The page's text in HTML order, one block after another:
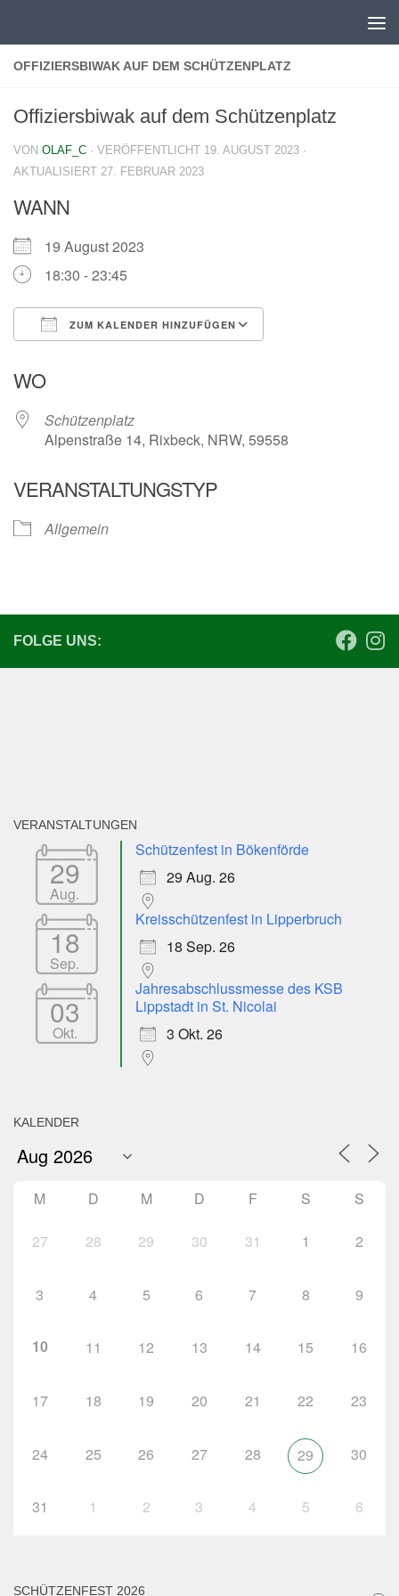
OFFIZIERSBIWAK AUF DEM SCHÜTZENPLATZ
Offiziersbiwak auf dem Schützenplatz
VON OLAF_C · VERÖFFENTLICHT 19. AUGUST 2023 ·
AKTUALISIERT 27. FEBRUAR 2023
WANN
19 August 2023
18:30 - 23:45
ZUM KALENDER HINZUFÜGEN
WO
Schützenplatz
Alpenstraße 14, Rixbeck, NRW, 59558
VERANSTALTUNGSTYP
Allgemein
FOLGE UNS:
VERANSTALTUNGEN
29
Aug.
Schützenfest in Bökenförde
29 Aug. 26
18
Sep.
Kreisschützenfest in Lipperbruch
18 Sep. 26
03
Okt.
Jahresabschlussmesse des KSB
Lippstadt in St. Nicolai
3 Okt. 26
KALENDER
M D M D F S S
27 28 29 30 31 1 2
3 4 5 6 7 8 9
10 11 12 13 14 15 16
17 18 19 20 21 22 23
24 25 26 27 28 29 30
31 1 2 3 4 5 6
SCHÜTZENFEST 2026